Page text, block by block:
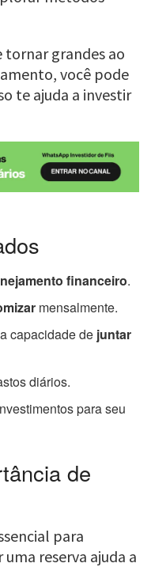
tornar grandes ao
você pode
te ajuda a investir
financeiro.
mensalmente.
capacidade de juntar
diários.
para seu
de
para
uma reserva ajuda a